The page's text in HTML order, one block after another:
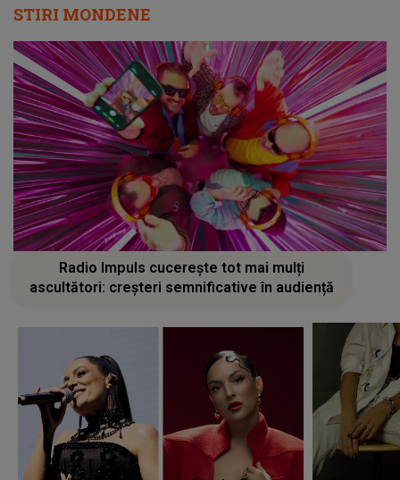
STIRI MONDENE
Radio Impuls cucerește tot mai mulți
ascultători: creșteri semnificative în audiență